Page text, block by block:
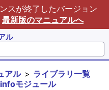
スが終了したバージョン
最新版のマニュアルへ
ル
アル
ライブラリ一覧
モジュール